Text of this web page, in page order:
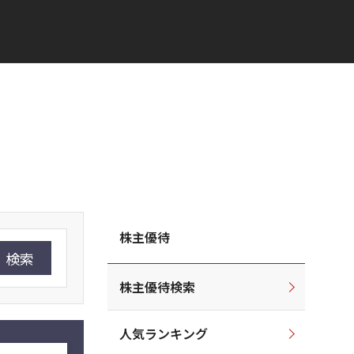
検索
株主優待
株主優待検索
人気ランキング